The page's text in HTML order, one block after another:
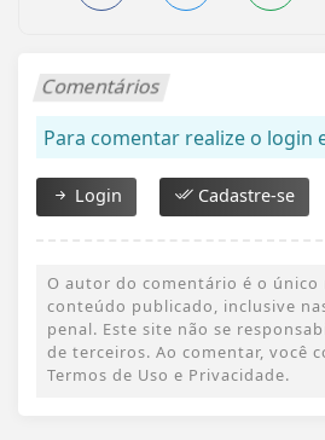
Comentários
Para comentar realize o login
Login Cadastre-se
O autor do comentário é o único
conteúdo publicado, inclusive
penal. Este site não se
de terceiros. Ao comentar, você
Termos de Uso e Privacidade.